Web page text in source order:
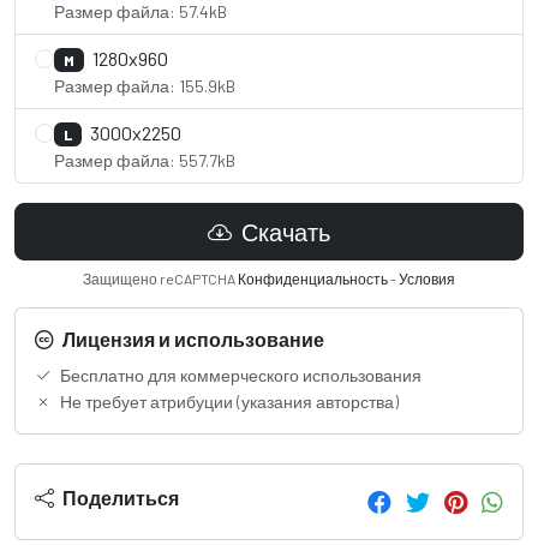
Размер файла: 57.4kB
M 1280x960
Размер файла: 155.9kB
L 3000x2250
Размер файла: 557.7kB
Скачать
Защищено reCAPTCHA Конфиденциальность-Условия
Лицензия и использование
Бесплатно для коммерческого использования
Не требует атрибуции (указания авторства)
Поделиться